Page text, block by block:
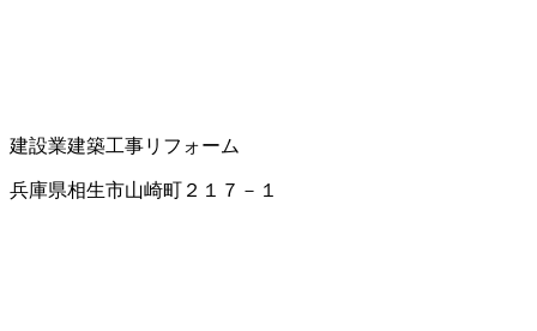
建設業建築工事リフォーム
兵庫県相生市山崎町２１７－１